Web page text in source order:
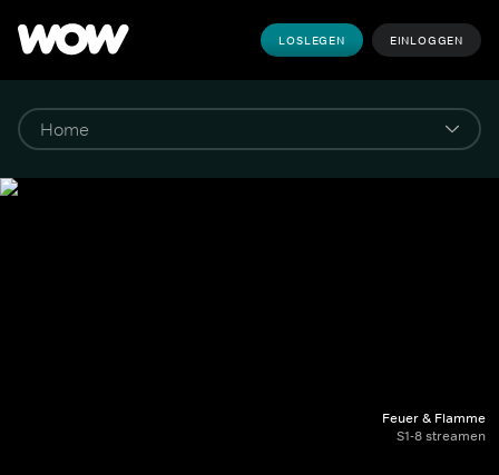
LOSLEGEN EINLOGGEN
Feuer & Flamme
S1-8 streamen